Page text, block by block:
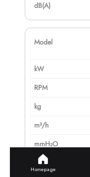
Homepage